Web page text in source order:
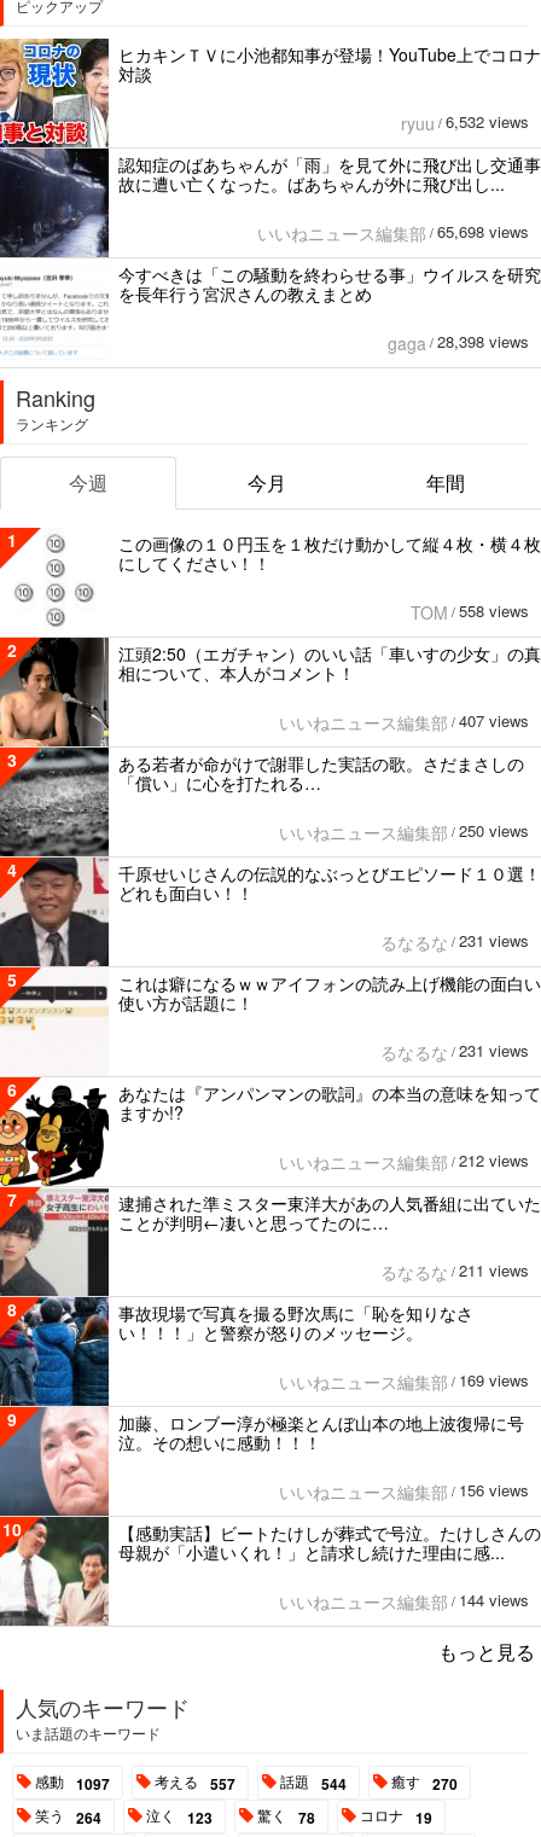
ピックアップ
ヒカキンＴＶに小池都知事が登場！YouTube上でコロナ
対談
ryuu / 6,532 views
認知症のばあちゃんが「雨」を見て外に飛び出し交通事
故に遭い亡くなった。ばあちゃんが外に飛び出し...
いいねニュース編集部 / 65,698 views
今すべきは「この騒動を終わらせる事」ウイルスを研究
を長年行う宮沢さんの教えまとめ
gaga / 28,398 views
Ranking
ランキング
今週 今月 年間
1
この画像の１０円玉を１枚だけ動かして縦４枚・横４枚
にしてください！！
TOM / 558 views
2
江頭2:50（エガチャン）のいい話「車いすの少女」の真
相について、本人がコメント！
いいねニュース編集部 / 407 views
3
ある若者が命がけで謝罪した実話の歌。さだまさしの
「償い」に心を打たれる…
いいねニュース編集部 / 250 views
4
千原せいじさんの伝説的なぶっとびエピソード１０選！
どれも面白い！！
るなるな / 231 views
5
これは癖になるｗｗアイフォンの読み上げ機能の面白い
使い方が話題に！
るなるな / 231 views
6
あなたは『アンパンマンの歌詞』の本当の意味を知って
ますか!?
いいねニュース編集部 / 212 views
7
逮捕された準ミスター東洋大があの人気番組に出ていた
ことが判明←凄いと思ってたのに…
るなるな / 211 views
8
事故現場で写真を撮る野次馬に「恥を知りなさ
い！！！」と警察が怒りのメッセージ。
いいねニュース編集部 / 169 views
9
加藤、ロンブー淳が極楽とんぼ山本の地上波復帰に号
泣。その想いに感動！！！
いいねニュース編集部 / 156 views
10
【感動実話】ビートたけしが葬式で号泣。たけしさんの
母親が「小遣いくれ！」と請求し続けた理由に感...
いいねニュース編集部 / 144 views
もっと見る
人気のキーワード
いま話題のキーワード
感動 1097 考える 557 話題 544 癒す 270
笑う 264 泣く 123 驚く 78 コロナ 19